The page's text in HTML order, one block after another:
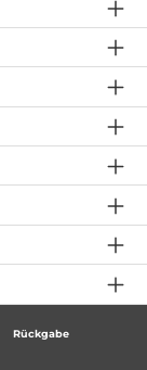
Rückgabe